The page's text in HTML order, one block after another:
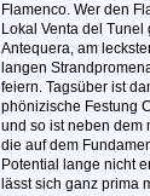
Flamenco. Wer den
Lokal Venta del
Antequera, am
langen
feiern. Tagsüber ist
phönizische Festung
und so ist neben dem
die auf dem
Potential lange nicht
lässt sich ganz prima